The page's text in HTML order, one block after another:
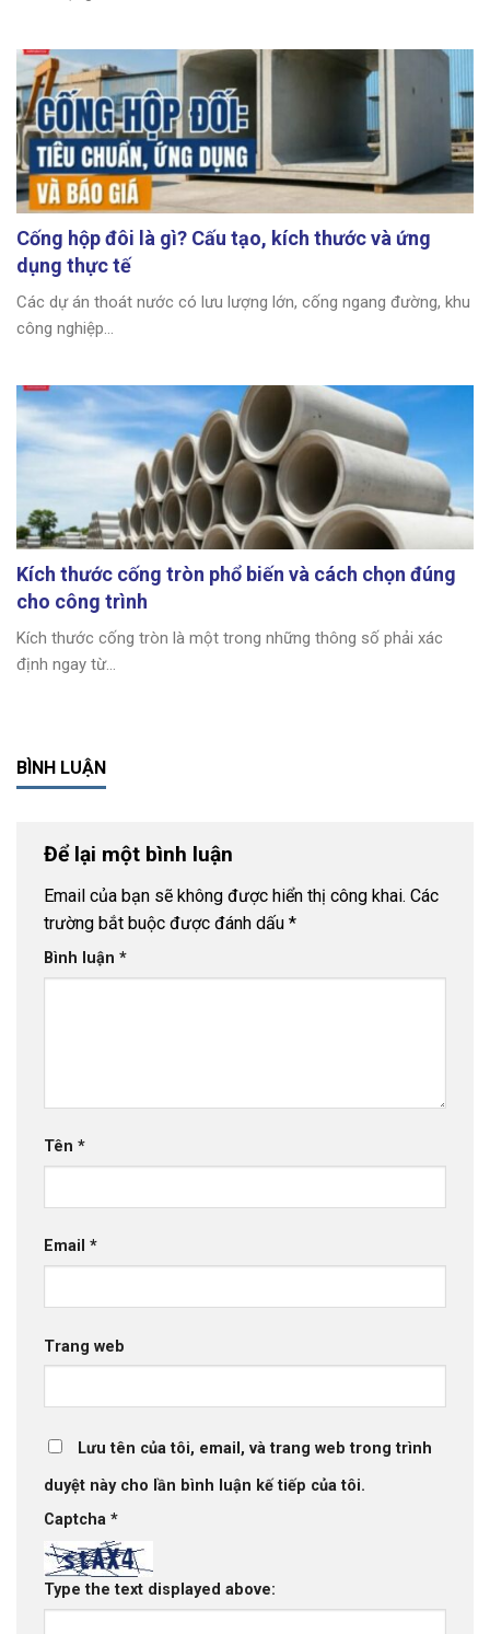
Cống hộp đôi là gì? Cấu tạo, kích thước và ứng
dụng thực tế
Các dự án thoát nước có lưu lượng lớn, cống ngang đường, khu
công nghiệp...
Kích thước cống tròn phổ biến và cách chọn đúng
cho công trình
Kích thước cống tròn là một trong những thông số phải xác
định ngay từ...
BÌNH LUẬN
Để lại một bình luận
Email của bạn sẽ không được hiển thị công khai. Các
trường bắt buộc được đánh dấu *
Bình luận *
Tên *
Email *
Trang web
Lưu tên của tôi, email, và trang web trong trình
duyệt này cho lần bình luận kế tiếp của tôi.
Captcha *
Type the text displayed above: